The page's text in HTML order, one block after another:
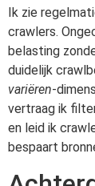
Ik zie
crawlers.
belasting
duidelijk
variëren-
vertraag ik
en leid ik
bespaart